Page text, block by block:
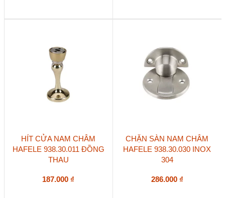
HÍT CỬA NAM CHÂM
HAFELE 938.30.011 ĐỒNG
THAU
187.000 ₫
CHẶN SÀN NAM CHÂM
HAFELE 938.30.030 INOX
304
286.000 ₫